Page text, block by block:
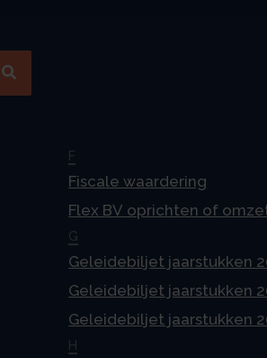
F
Fiscale waardering
Flex BV oprichten of
G
Geleidebiljet jaarstukken
Geleidebiljet jaarstukken
Geleidebiljet jaarstukken
H